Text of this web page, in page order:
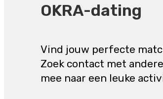
OKRA-dating
Vind jouw perfecte
Zoek contact met
mee naar een leuke